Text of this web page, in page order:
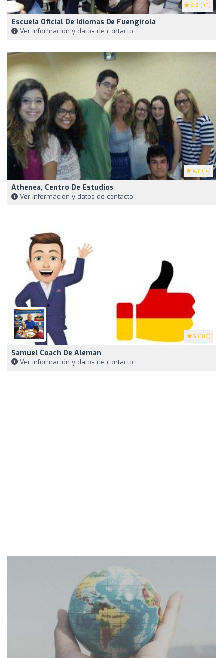
4.2 (40)
Escuela Oficial De Idiomas De Fuengirola
Ver información y datos de contacto
4.7 (14)
Athenea, Centro De Estudios
Ver información y datos de contacto
5 (106)
Samuel Coach De Alemán
Ver información y datos de contacto